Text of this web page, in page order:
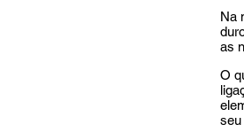
Na
as
O
seu